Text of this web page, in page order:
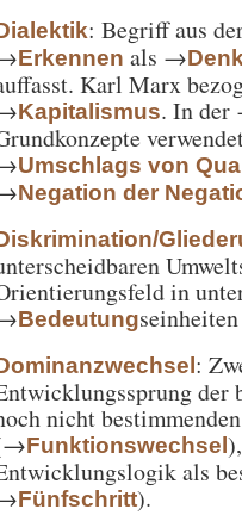
: Begriff aus
Erkennen als →
Karl Marx
Kapitalismus. In
Umschlags von
Negation der
in
Bedeutung
:
der
nicht
Funktionswechsel
als
Fünfschritt).